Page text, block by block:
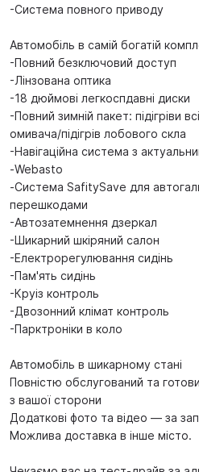
-Система повного приводу
Автомобіль в самій богатій
-Повний безключовий доступ
-Лінзована оптика
-18 дюймові легкоспдавні диски
-Повний зимній пакет: підігріви
омивача/підігрів лобового скла
-Навігаційна система з
-Webasto
-Система SafitySave для
перешкодами
-Автозатемнення дзеркал
-Шикарний шкіряний салон
-Електрорегулювання сидінь
-Пам'ять сидінь
-Круіз контроль
-Двозонний клімат контроль
-Парктроніки в коло
Автомобіль в шикарному стані
Повністю обслугований та
з вашої сторони
Додаткові фото та відео — за
Можлива доставка в інше місто.